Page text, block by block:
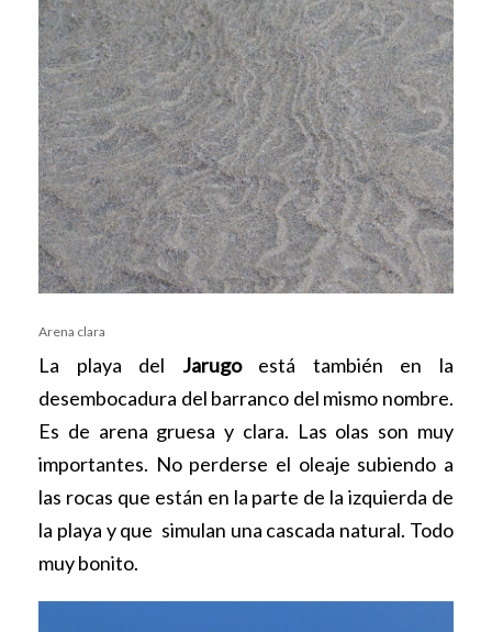
Arena clara
La playa del Jarugoestá también en la
desembocadura del barranco del mismo nombre.
Es de arena gruesa y clara. Las olas son muy
importantes. No perderse el oleaje subiendo a
las rocas que están en la parte de la izquierda de
la playa y que simulan una cascada natural. Todo
muy bonito.